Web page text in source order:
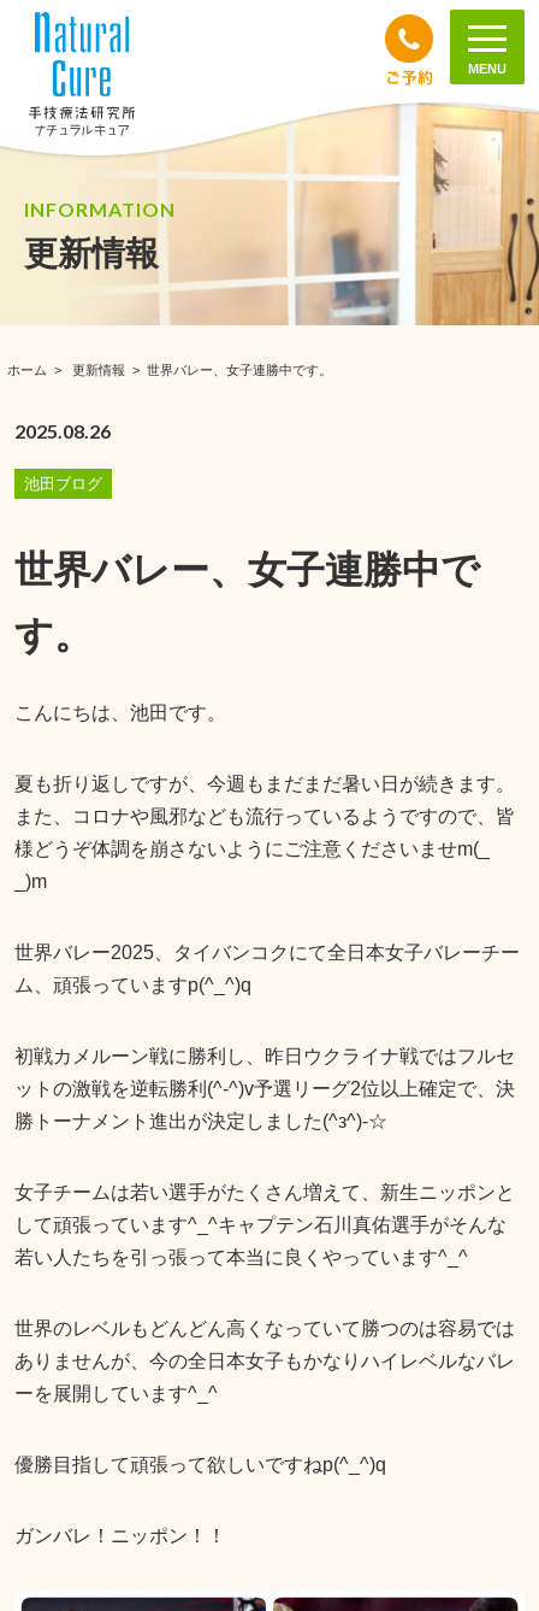
MENU
INFORMATION
更新情報
ホーム > 更新情報 > 世界バレー、女子連勝中です。
2025.08.26
池田ブログ
世界バレー、女子連勝中で
す。
こんにちは、池田です。
夏も折り返しですが、今週もまだまだ暑い日が続きます。
また、コロナや風邪なども流行っているようですので、皆
様どうぞ体調を崩さないようにご注意くださいませm(_
_)m
世界バレー2025、タイバンコクにて全日本女子バレーチー
ム、頑張っていますp(^_^)q
初戦カメルーン戦に勝利し、昨日ウクライナ戦ではフルセ
ットの激戦を逆転勝利(^-^)v予選リーグ2位以上確定で、決
勝トーナメント進出が決定しました(^з^)-☆
女子チームは若い選手がたくさん増えて、新生ニッポンと
して頑張っています^_^キャプテン石川真佑選手がそんな
若い人たちを引っ張って本当に良くやっています^_^
世界のレベルもどんどん高くなっていて勝つのは容易では
ありませんが、今の全日本女子もかなりハイレベルなバレ
ーを展開しています^_^
優勝目指して頑張って欲しいですねp(^_^)q
ガンバレ！ニッポン！！